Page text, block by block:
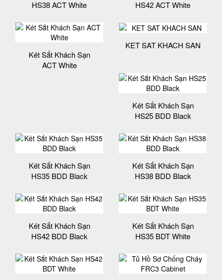
HS38 ACT White HS42 ACT White
Két Sắt Khách Sạn
ACT White
KET SAT KHACH SAN
Két Sắt Khách Sạn
HS25 BDD Black
Két Sắt Khách Sạn
HS35 BDD Black
Két Sắt Khách Sạn
HS38 BDD Black
Két Sắt Khách Sạn
HS42 BDD Black
Két Sắt Khách Sạn
HS35 BDT White